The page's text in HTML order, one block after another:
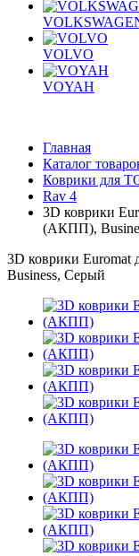
VOLVO
VOYAH
Главная
Каталог
Коврики для
Rav 4
3D коврики
(АКПП),
3D коврики
Business, Серый